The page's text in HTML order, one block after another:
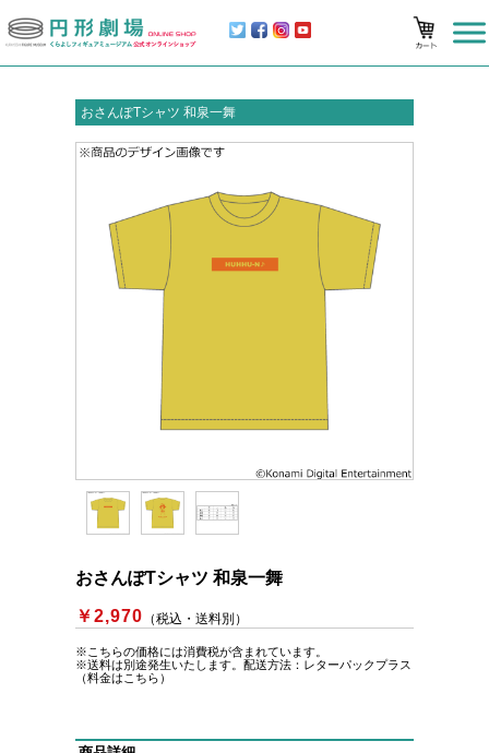
おさんぽTシャツ 和泉一舞
おさんぽTシャツ 和泉一舞
￥2,970 （税込・送料別）
※こちらの価格には消費税が含まれています。
※送料は別途発生いたします。 配送方法：レターパックプラス
（料金はこちら）